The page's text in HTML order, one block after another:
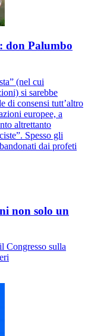
don Palumbo
(nel cui
si sarebbe
di consensi tutt’altro
europee, a
altrettanto
Spesso gli
dai profeti
non solo un
Congresso sulla